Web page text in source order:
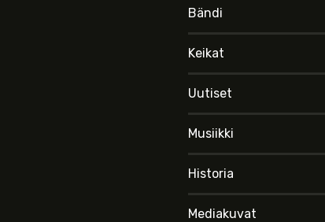
Bändi
Keikat
Uutiset
Musiikki
Historia
Mediakuvat